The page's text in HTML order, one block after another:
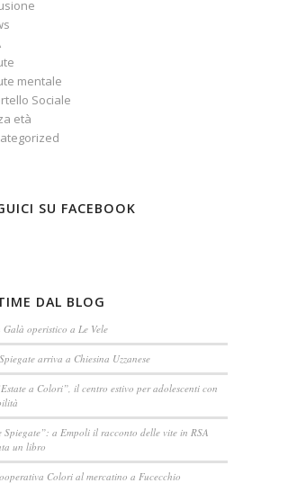
mentale
Sociale
età
SU FACEBOOK
DAL BLOG
Galà operistico a Le Vele
arriva a Chiesina Uzzanese
a Colori”, il centro estivo per adolescenti con
Spiegate”: a Empoli il racconto delle vite in RSA
un libro
Colori al mercatino a Fucecchio